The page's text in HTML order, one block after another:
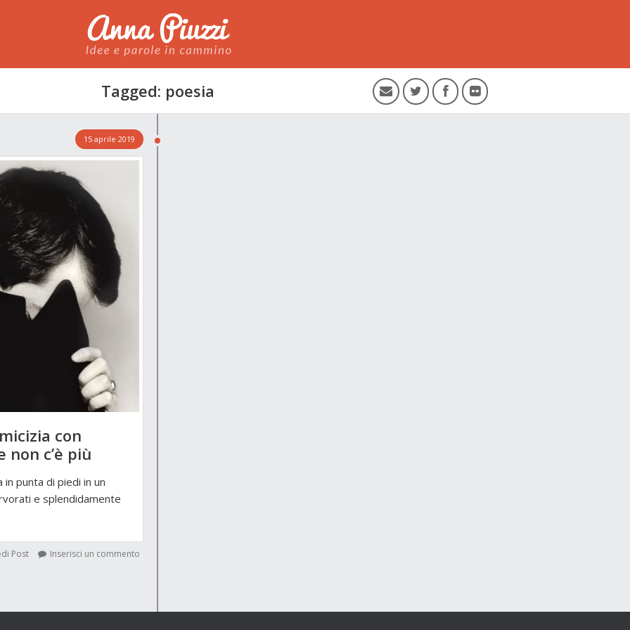
Anna Piuzzi
Tagged: poesia
15 aprile 2019
con
non c’è più
in punta di piedi in un
e splendidamente
Post Inserisci un commento